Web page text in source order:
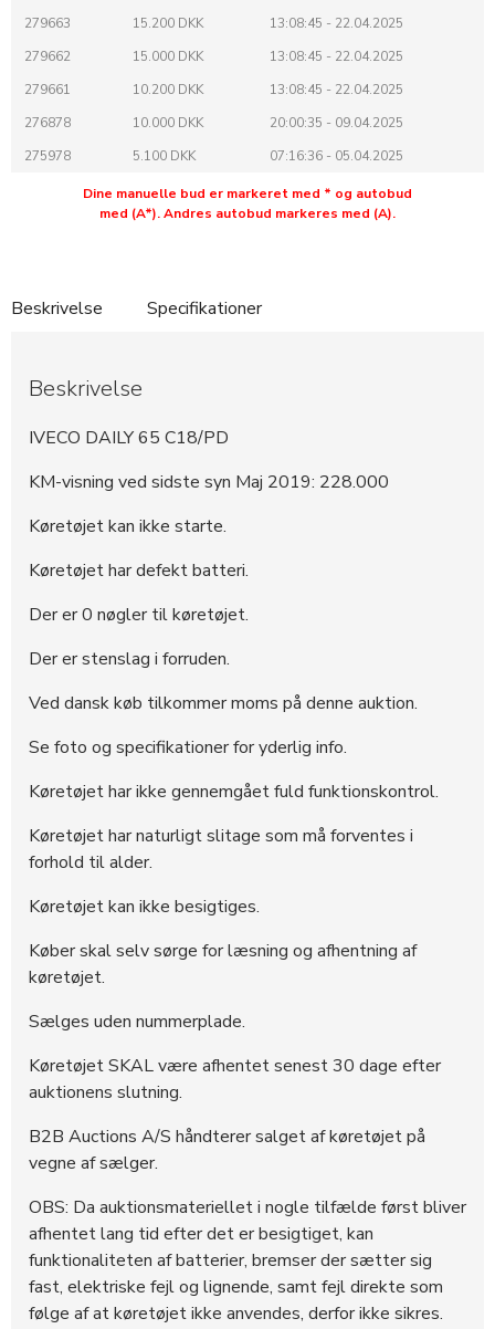
279663
15.200 DKK
13:08:45 - 22.04.2025
279662
15.000 DKK
13:08:45 - 22.04.2025
279661
10.200 DKK
13:08:45 - 22.04.2025
276878
10.000 DKK
20:00:35 - 09.04.2025
275978
5.100 DKK 07:16:36 - 05.04.2025
Dine manuelle bud er markeret med * og autobud
med (A*). Andres autobud markeres med (A).
Beskrivelse Specifikationer
Beskrivelse
IVECO DAILY 65 C18/PD
KM-visning ved sidste syn Maj 2019: 228.000
Køretøjet kan ikke starte.
Køretøjet har defekt batteri.
Der er 0 nøgler til køretøjet.
Der er stenslag i forruden.
Ved dansk køb tilkommer moms på denne auktion.
Se foto og specifikationer for yderlig info.
Køretøjet har ikke gennemgået fuld funktionskontrol.
Køretøjet har naturligt slitage som må forventes i
forhold til alder.
Køretøjet kan ikke besigtiges.
Køber skal selv sørge for læsning og afhentning af
køretøjet.
Sælges uden nummerplade.
Køretøjet SKAL være afhentet senest 30 dage efter
auktionens slutning.
B2B Auctions A/S håndterer salget af køretøjet på
vegne af sælger.
OBS: Da auktionsmateriellet i nogle tilfælde først bliver
afhentet lang tid efter det er besigtiget, kan
funktionaliteten af batterier, bremser der sætter sig
fast, elektriske fejl og lignende, samt fejl direkte som
følge af at køretøjet ikke anvendes, derfor ikke sikres.